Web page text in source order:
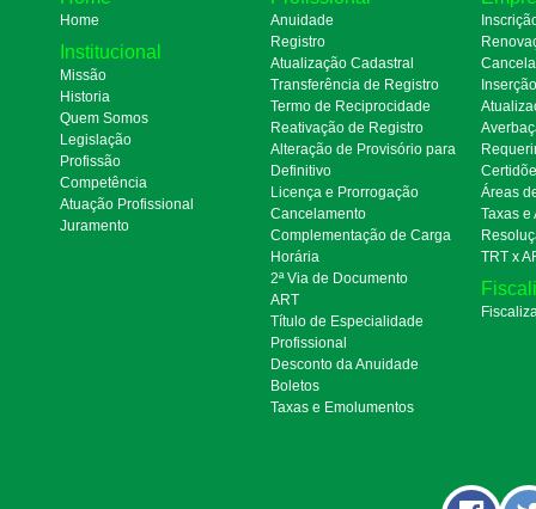
Home
Institucional
Missão
Historia
Quem Somos
Legislação
Profissão
Competência
Atuação Profissional
Juramento
Anuidade
Registro
Atualização Cadastral
Transferência de Registro
Termo de Reciprocidade
Reativação de Registro
Alteração de Provisório para
Definitivo
Licença e Prorrogação
Cancelamento
Complementação de Carga
Horária
2ª Via de Documento
ART
Título de Especialidade
Profissional
Desconto da Anuidade
Boletos
Taxas e Emolumentos
Áreas
Taxas e
TRT x